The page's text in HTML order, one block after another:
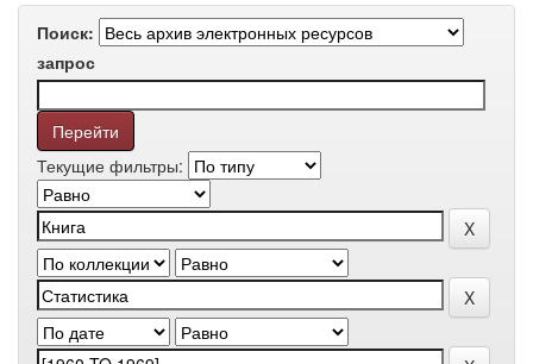
Поиск:
запрос
Текущие фильтры: